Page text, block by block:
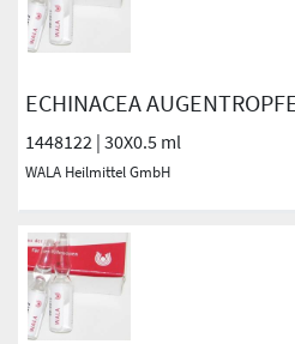
ECHINACEA
1448122 | 30X0.5 ml
WALA Heilmittel GmbH